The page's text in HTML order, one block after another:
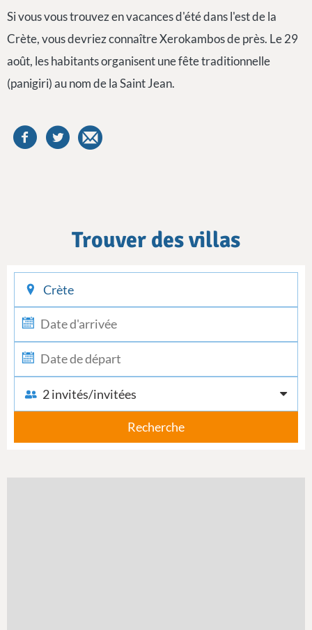
Si vous vous trouvez en vacances d'été dans l'est de la
Crète, vous devriez connaître Xerokambos de près. Le 29
août, les habitants organisent une fête traditionnelle
(panigiri) au nom de la Saint Jean.
Trouver des villas
2 invités/invitées
Recherche